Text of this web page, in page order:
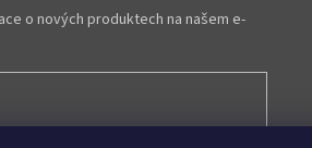
o nových produktech na našem e-